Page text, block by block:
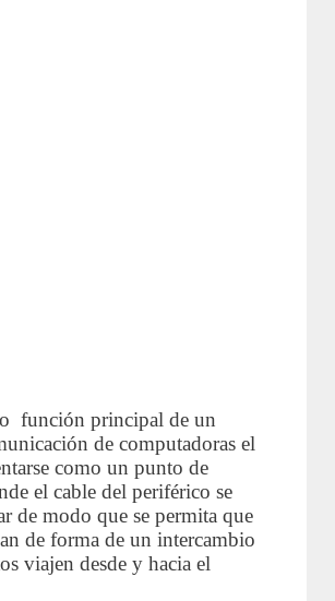
función principal de un
de computadoras el
como un punto de
el cable del periférico se
de modo que se permita que
de forma de un intercambio
viajen desde y hacia el